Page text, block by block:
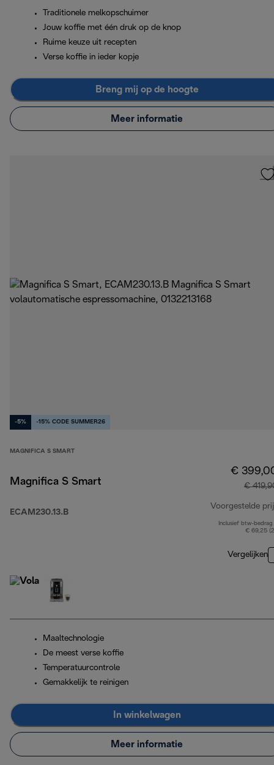
Traditionele melkopschuimer
Jouw koffie met één druk op de knop
Ruime keuze uit recepten
Verse koffie in ieder kopje
Breng mij op de hoogte
Meer informatie
-5% -15% CODE SUMMER26
MAGNIFICA S SMART
Magnifica S Smart
ECAM230.13.B
€
€
Voorgestelde
Inclusief btw-bedrag
€ 69,25
Vergelijken
Maaltechnologie
De meest verse koffie
Temperatuurcontrole
Gemakkelijk te reinigen
In winkelwagen
Meer informatie